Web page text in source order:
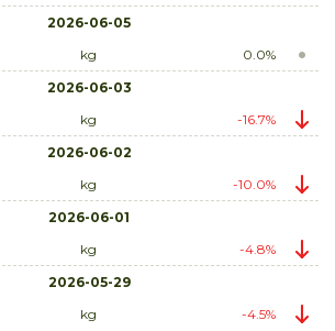
2026-06-05
kg
0.0%
2026-06-03
kg
-16.7%
2026-06-02
kg
-10.0%
2026-06-01
kg
-4.8%
2026-05-29
kg -4.5%